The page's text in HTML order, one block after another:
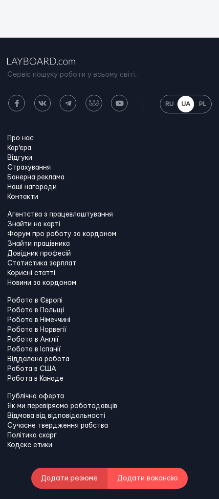
Сервіс пошуку роботи у всьому світі.
RU UA PL
Про нас
Кар'єра
Відгуки
Страхування
Банерна реклама
Наші нагороди
Контакти
Агентства з працевлаштування
Знайти на карті
Форум про роботу за кордоном
Знайти працівника
Довідник професій
Статистика зарплат
Корисні статті
Новини за кордоном
Робота в Європі
Робота в Польщі
Робота в Німеччині
Робота в Норвегії
Робота в Англії
Робота в Іспанії
Віддалена робота
Работа в США
Работа в Канадe
Публічна оферта
Як ми перевіряємо роботодавців
Відмова від відповідальності
Сучасне твердження рабства
Політика скарг
Кодекс етики
Додати резюме Додати вакансію